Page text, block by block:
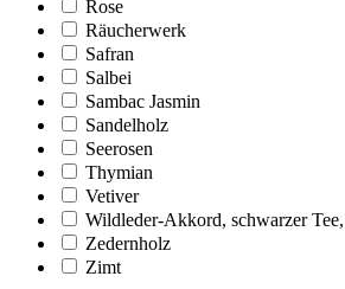
Rose
Räucherwerk
Safran
Salbei
Sambac Jasmin
Sandelholz
Seerosen
Thymian
Vetiver
Wildleder-Akkord, schwarzer
Zedernholz
Zimt